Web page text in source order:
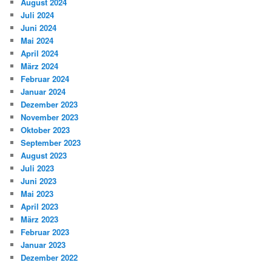
August 2024
Juli 2024
Juni 2024
Mai 2024
April 2024
März 2024
Februar 2024
Januar 2024
Dezember 2023
November 2023
Oktober 2023
September 2023
August 2023
Juli 2023
Juni 2023
Mai 2023
April 2023
März 2023
Februar 2023
Januar 2023
Dezember 2022